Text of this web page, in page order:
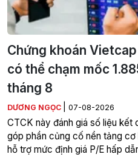
Chứng khoán
có thể chạm mốc
tháng 8
DƯƠNG NGỌC 07-08-2026
CTCK này đánh giá số liệu kết
góp phần củng cố nền tảng
hỗ trợ mức định giá P/E hấp